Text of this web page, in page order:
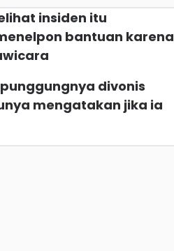
insiden itu
bantuan karena
divonis
mengatakan jika ia